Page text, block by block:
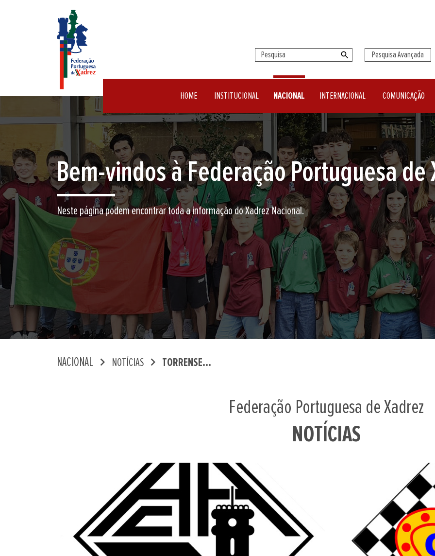
Pesquisa Avançada
HOME INSTITUCIONAL NACIONAL INTERNACIONAL COMUNICAÇÃO
Encontre aqui o seu clube de Xadrez
Junte-se a nós neste jogo milenar
NACIONAL chevron_right NOTÍCIAS chevron_right TORRENSE...
Federação Portuguesa de Xadrez
NOTÍCIAS